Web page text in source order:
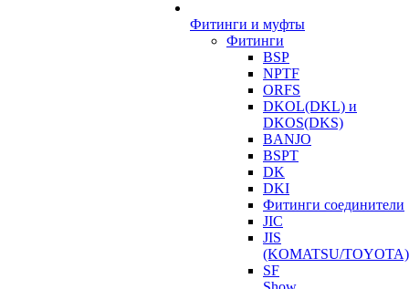
Фитинги и муфты
Фитинги
BSP
NPTF
ORFS
DKOL(DKL) и
DKOS(DKS)
BANJO
BSPT
DK
DKI
Фитинги соединители
JIC
JIS
(KOMATSU/TOYOTA)
SF